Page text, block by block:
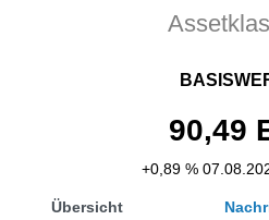
90,49
+0,89 %
Übersicht